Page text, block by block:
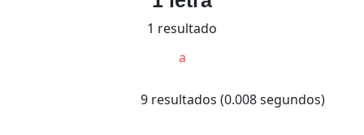
1 resultado
a
9 resultados (0.008 segundos)